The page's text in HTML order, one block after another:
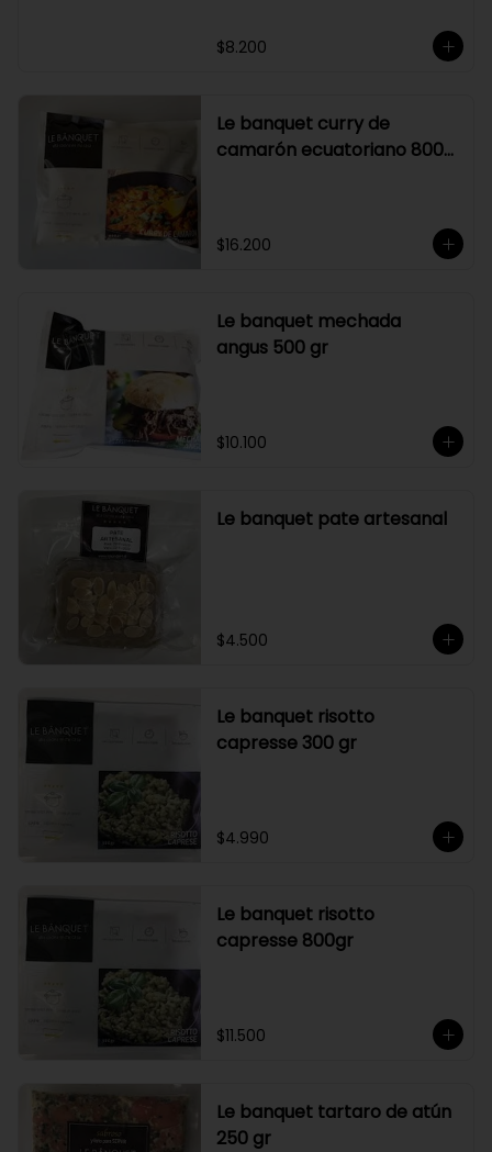
$8.200
Le banquet curry de
camarón ecuatoriano 800
$16.200
Le banquet mechada
angus 500 gr
$10.100
Le banquet pate artesanal
$4.500
Le banquet risotto
capresse 300 gr
$4.990
Le banquet risotto
capresse 800gr
$11.500
Le banquet tartaro de atún
250 gr